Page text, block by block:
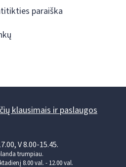
paraiška
klausimais ir paslaugos
V 8.00-15.45.
trumpiau.
8.00 val. - 12.00 val.